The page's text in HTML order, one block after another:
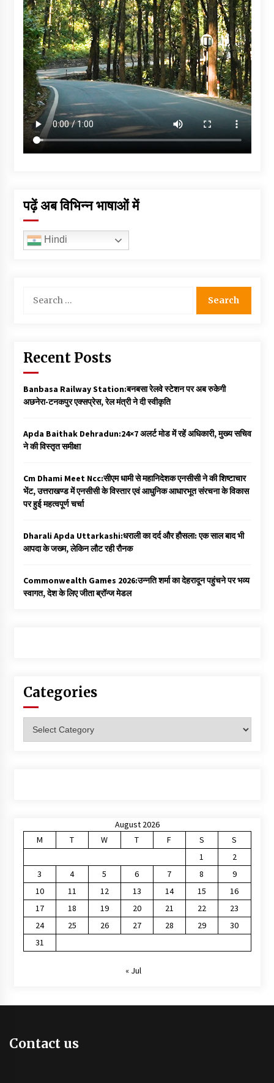
पढ़ें अब विभिन्न भाषाओं में
Hindi
for:
Recent Posts
Banbasa Railway Station:बनबसा रेलवे स्टेशन पर अब रुकेगी
अछनेरा-टनकपुर एक्सप्रेस, रेल मंत्री ने दी स्वीकृति
Apda Baithak Dehradun:24×7 अलर्ट मोड में रहें अधिकारी, मुख्य सचिव
ने की विस्तृत समीक्षा
Cm Dhami Meet Ncc:सीएम धामी से महानिदेशक एनसीसी ने की शिष्टाचार
भेंट, उत्तराखण्ड में एनसीसी के विस्तार एवं आधुनिक आधारभूत संरचना के विकास
पर हुई महत्वपूर्ण चर्चा
Dharali Apda Uttarkashi:धराली का दर्द और हौसला: एक साल बाद भी
आपदा के जख्म, लेकिन लौट रही रौनक
Commonwealth Games 2026:उन्नति शर्मा का देहरादून पहुंचने पर भव्य
स्वागत, देश के लिए जीता ब्रॉन्ज मेडल
Categories
August 2026
M
T W T F S
S
1
2
3
4 5 6 7 8
9
10
11 12 13 14 15
16
17
18 19 20 21 22
23
24
25 26 27 28 29
30
31
« Jul
Contact us